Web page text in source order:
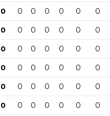
0 0 0 0 0 0 0
0 0 0 0 0 0 0
0 0 0 0 0 0 0
0 0 0 0 0 0 0
0 0 0 0 0 0 0
0 0 0 0 0 0 0